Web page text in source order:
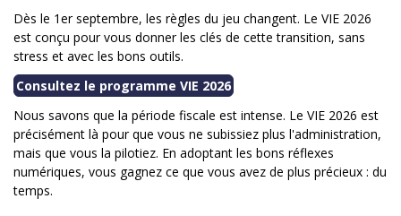
Dès le 1er septembre, les règles du jeu changent. Le VIE 2026
est conçu pour vous donner les clés de cette transition, sans
stress et avec les bons outils.
Consultez le programme VIE 2026
Nous savons que la période fiscale est intense. Le VIE 2026 est
précisément là pour que vous ne subissiez plus l'administration,
mais que vous la pilotiez. En adoptant les bons réflexes
numériques, vous gagnez ce que vous avez de plus précieux : du
temps.